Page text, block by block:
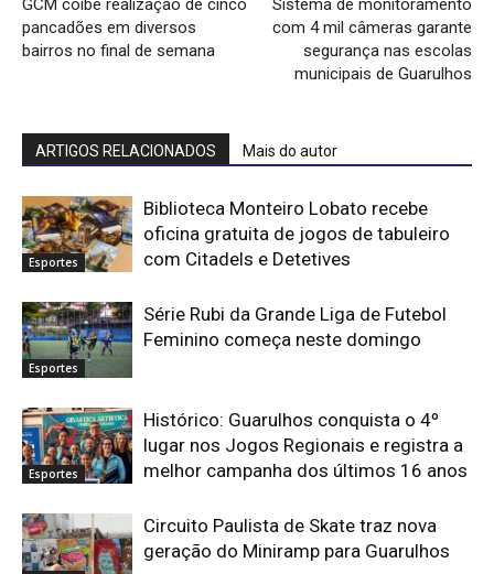
GCM coíbe realização de cinco
pancadões em diversos
bairros no final de semana
Sistema de monitoramento
com 4 mil câmeras garante
segurança nas escolas
municipais de Guarulhos
ARTIGOS RELACIONADOS Mais do autor
Esportes
Biblioteca Monteiro Lobato recebe
oficina gratuita de jogos de tabuleiro
com Citadels e Detetives
Esportes
Série Rubi da Grande Liga de Futebol
Feminino começa neste domingo
Esportes
Histórico: Guarulhos conquista o 4º
lugar nos Jogos Regionais e registra a
melhor campanha dos últimos 16 anos
Circuito Paulista de Skate traz nova
geração do Miniramp para Guarulhos